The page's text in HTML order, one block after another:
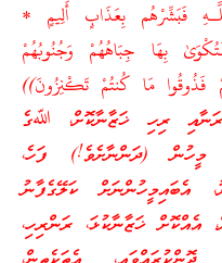
فَبَشِّرْ‌هُم بِعَذَابٍ أَلِيمٍ *
بِهَا جِبَاهُهُمْ وَجُنُوبُهُمْ
فَذُوقُوا مَا كُنتُمْ تَكْنِزُونَ))
“އަދި ރަނާއި ރިހި ޚަޒާނާކޮށް، ﷲގެ
(ދަންނާށެވެ!) ފަހެ،
އެބައިމީހުންނަށް ކަލޭގެފާނު
އެއްކޮށް ޚަޒާނާކުޅަ، ރަންރިހި،